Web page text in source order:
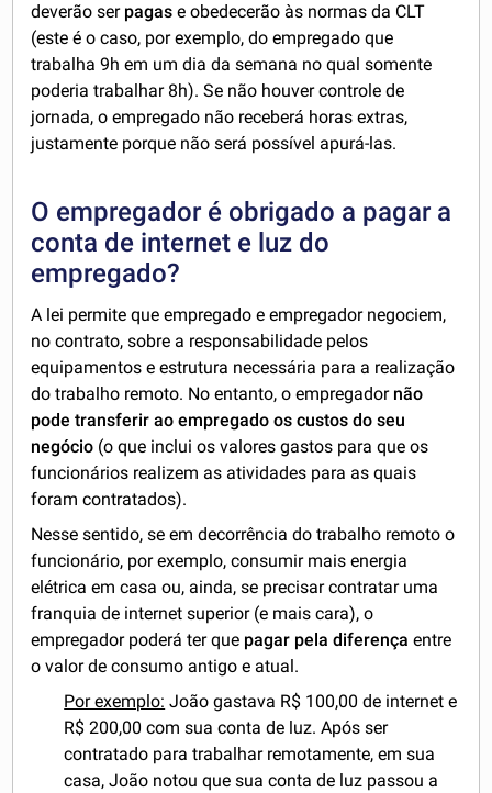
deverão ser pagas e obedecerão às normas da CLT
(este é o caso, por exemplo, do empregado que
trabalha 9h em um dia da semana no qual somente
poderia trabalhar 8h). Se não houver controle de
jornada, o empregado não receberá horas extras,
justamente porque não será possível apurá-las.
O empregador é obrigado a pagar a
conta de internet e luz do
empregado?
A lei permite que empregado e empregador negociem,
no contrato, sobre a responsabilidade pelos
equipamentos e estrutura necessária para a realização
do trabalho remoto. No entanto, o empregador não
pode transferir ao empregado os custos do seu
negócio (o que inclui os valores gastos para que os
funcionários realizem as atividades para as quais
foram contratados).
Nesse sentido, se em decorrência do trabalho remoto o
funcionário, por exemplo, consumir mais energia
elétrica em casa ou, ainda, se precisar contratar uma
franquia de internet superior (e mais cara), o
empregador poderá ter que pagar pela diferençaentre
o valor de consumo antigo e atual.
Por exemplo: João gastava R$ 100,00 de internet e
R$ 200,00 com sua conta de luz. Após ser
contratado para trabalhar remotamente, em sua
casa, João notou que sua conta de luz passou a